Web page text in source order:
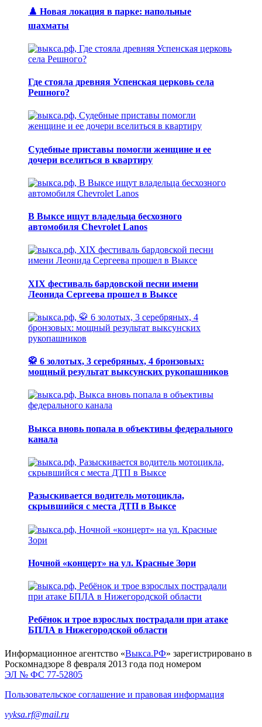
♟️ Новая локация в парке: напольные
шахматы
Где стояла древняя Успенская церковь села
Решного?
Судебные приставы помогли женщине и ее
дочери вселиться в квартиру
В Выксе ищут владельца бесхозного
автомобиля Chevrolet Lanos
XIX фестиваль бардовской песни имени
Леонида Сергеева прошел в Выксе
🥋 6 золотых, 3 серебряных, 4 бронзовых:
мощный результат выксунских рукопашников
Выкса вновь попала в объективы федерального
канала
Разыскивается водитель мотоцикла,
скрывшийся с места ДТП в Выксе
Ночной «концерт» на ул. Красные Зори
Ребёнок и трое взрослых пострадали при атаке
БПЛА в Нижегородской области
Информационное агентство «Выкса.РФ» зарегистрировано в
Роскомнадзоре 8 февраля 2013 года под номером
ЭЛ № ФС 77-52805
Пользовательское соглашение и правовая информация
vyksa.rf@mail.ru